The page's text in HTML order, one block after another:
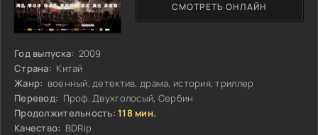
Год выпуска: 2009
Страна: Китай
Жанр: военный, детектив, драма, история, триллер
Перевод: Проф. Двухголосый, Сербин
Продолжительность: 118 мин.
Качество: BDRip
СМОТРЕТЬ ОНЛАЙН